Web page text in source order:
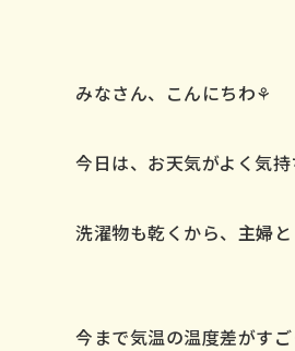
みなさん、こんにちわ⚘
今日は、お天気がよく気
洗濯物も乾くから、主婦
今まで気温の温度差がす
会社案
お問い合わせ